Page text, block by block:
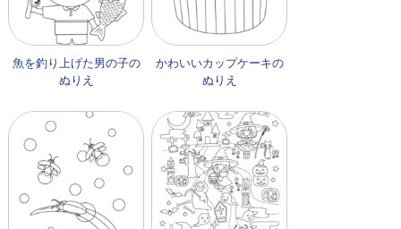
魚を釣り上げた男の子の
ぬりえ
かわいいカップケーキの
ぬりえ